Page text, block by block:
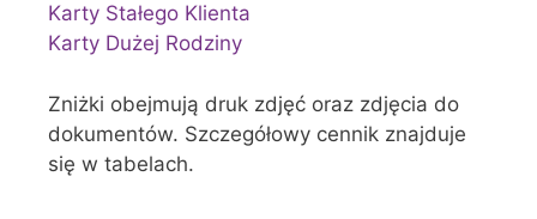
Karty Stałego Klienta
Karty Dużej Rodziny
Zniżki obejmują druk zdjęć oraz zdjęcia do
dokumentów. Szczegółowy cennik znajduje
się w tabelach.